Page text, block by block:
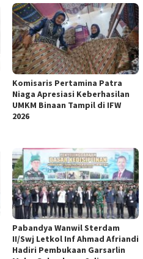
Komisaris Pertamina Patra
Niaga Apresiasi Keberhasilan
UMKM Binaan Tampil di IFW
2026
Pabandya Wanwil Sterdam
II/Swj Letkol Inf Ahmad Afriandi
Hadiri Pembukaan Garsarlin